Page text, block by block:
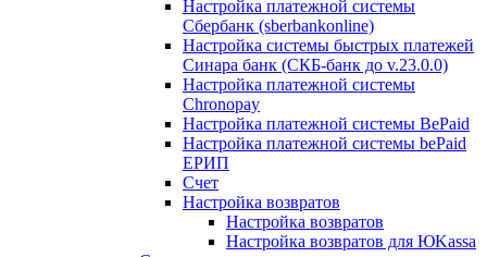
Настройка платежной системы
Сбербанк (sberbankonline)
Настройка системы быстрых платежей
Синара банк (СКБ-банк до v.23.0.0)
Настройка платежной системы
Chronopay
Настройка платежной системы BePaid
Настройка платежной системы bePaid
ЕРИП
Счет
Настройка возвратов
Настройка возвратов
Настройка возвратов для ЮKassa